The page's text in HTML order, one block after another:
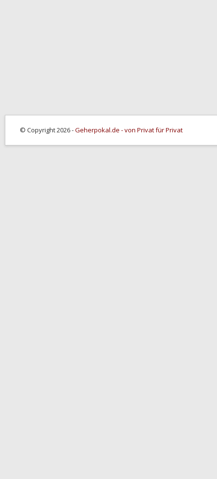
© Copyright 2026 -Geherpokal.de - von Privat für Privat